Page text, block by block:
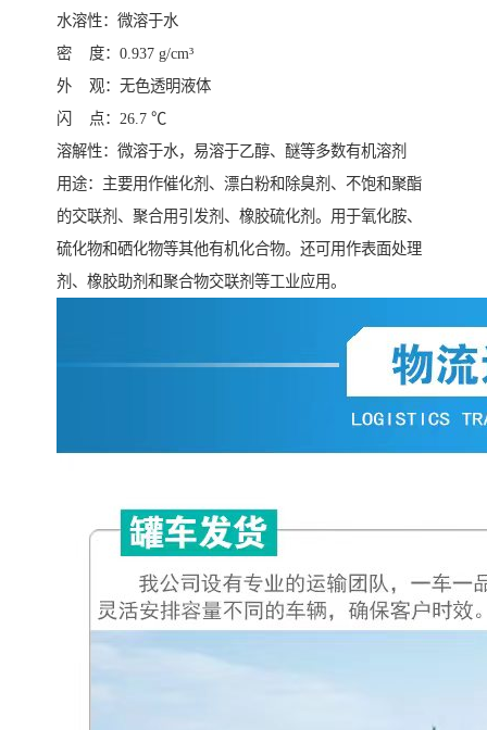
水溶性：微溶于水
密 度：0.937 g/cm³
外 观：无色透明液体
闪 点：26.7 ℃
溶解性：微溶于水，易溶于乙醇、醚等多数有机溶剂
用途：主要用作催化剂、漂白粉和除臭剂、不饱和聚酯
的交联剂、聚合用引发剂、橡胶硫化剂。用于氧化胺、
硫化物和硒化物等其他有机化合物。还可用作表面处理
剂、橡胶助剂和聚合物交联剂等工业应用。